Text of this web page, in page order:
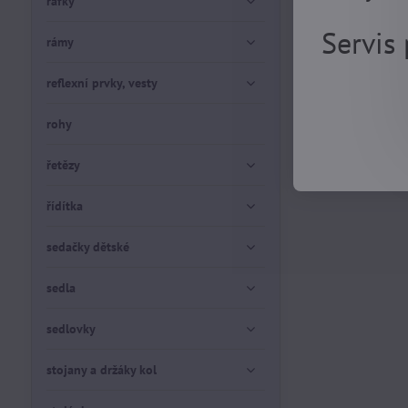
rámy
reflexní prvky, vesty
rohy
řetězy
řídítka
sedačky dětské
sedla
sedlovky
stojany a držáky kol
Servis